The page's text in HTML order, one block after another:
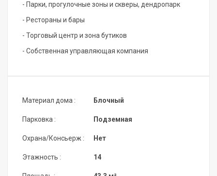
- Парки, прогулочные зоны и скверы, дендропарк
- Рестораны и бары
- Торговый центр и зона бутиков
- Собственная управляющая компания
Материал дома :
Парковка :
Охрана/Консьерж :
Этажность :
Блочный
Подземная
Нет
14